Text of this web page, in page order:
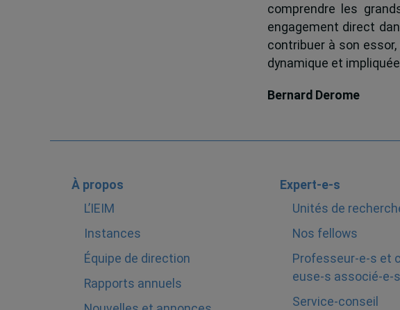
comprendre les
engagement direct
contribuer à son
dynamique et
Bernard Derome
À propos
L’IEIM
Instances
Équipe de direction
Rapports annuels
Expert-e-s
Unités de
Nos fellows
Professeur-e-s et
euse-s associé-e-s
Service-conseil